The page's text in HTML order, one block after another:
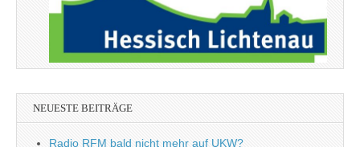
NEUESTE BEITRÄGE
Radio RFM bald nicht mehr auf UKW?